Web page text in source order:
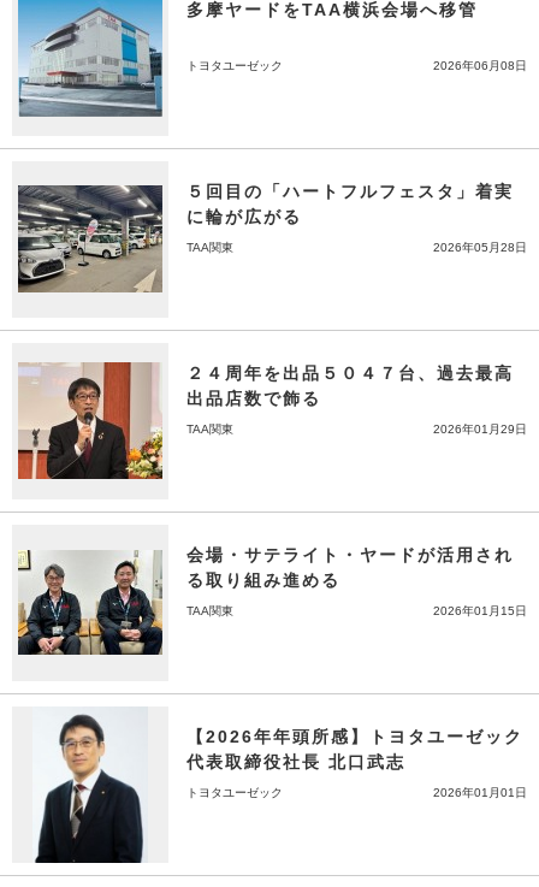
多摩ヤードをTAA横浜会場へ移管
トヨタユーゼック 2026年06月08日
５回目の「ハートフルフェスタ」着実
に輪が広がる
TAA関東 2026年05月28日
２４周年を出品５０４７台、過去最高
出品店数で飾る
TAA関東 2026年01月29日
会場・サテライト・ヤードが活用され
る取り組み進める
TAA関東 2026年01月15日
【2026年年頭所感】トヨタユーゼック
代表取締役社長 北口武志
トヨタユーゼック 2026年01月01日